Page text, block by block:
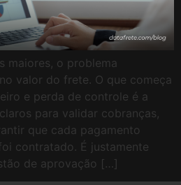
maiores, o problema
valor do frete. O que começa
e perda de controle é a
para validar cobranças,
que cada pagamento
contratado. É justamente
de aprovação […]